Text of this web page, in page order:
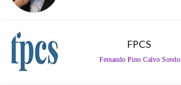
FPCS
Fernando Pino Calvo Sotelo